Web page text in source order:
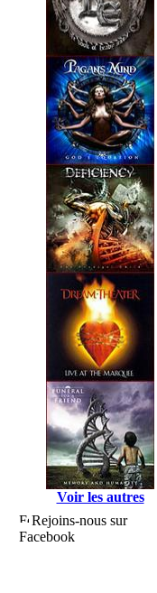
Voir les autres
Rejoins-nous sur
Facebook